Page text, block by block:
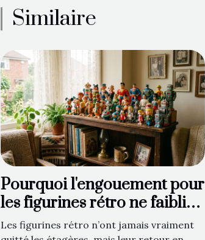
Similaire
Pourquoi l'engouement pour
les figurines rétro ne faiblit
jamais
Les figurines rétro n’ont jamais vraiment